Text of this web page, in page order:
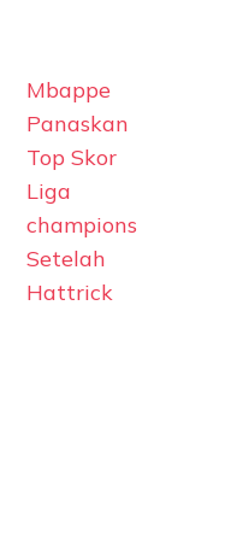
Mbappe
Panaskan
Top Skor
Liga
champions
Setelah
Hattrick